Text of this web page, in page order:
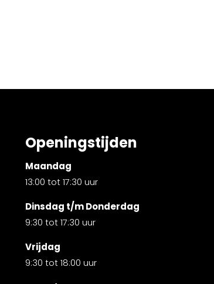
Openingstijden
Maandag
13:00 tot 17:30 uur
Dinsdag t/m Donderdag
9:30 tot 17:30 uur
Vrijdag
9:30 tot 18:00 uur